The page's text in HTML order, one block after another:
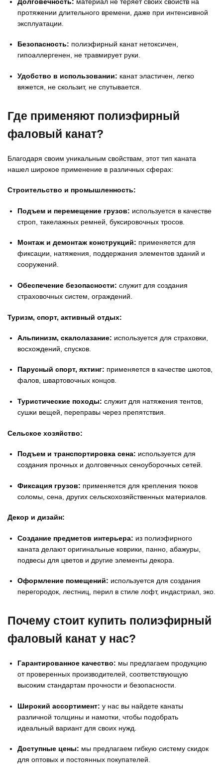
протяжении длительного времени, даже при интенсивной
эксплуатации.
Безопасность: полиэфирный канат нетоксичен,
гипоаллергенен, не травмирует руки.
Удобство в использовании: канат эластичен, легко
вяжется, не скользит, не спутывается.
Где применяют полиэфирный
фаловый канат?
Благодаря своим уникальным свойствам, этот тип каната
нашел широкое применение в различных сферах:
Строительство и промышленность:
Подъем и перемещение грузов: используется в качестве
строп, такелажных ремней, буксировочных тросов.
Монтаж и демонтаж конструкций: применяется для
фиксации, натяжения, поддержания элементов зданий и
сооружений.
Обеспечение безопасности: служит для создания
страховочных систем, ограждений.
Туризм, спорт, активный отдых:
Альпинизм, скалолазание: используется для страховки,
восхождений, спусков.
Парусный спорт, яхтинг: применяется в качестве шкотов,
фалов, швартовочных концов.
Туристические походы: служит для натяжения тентов,
сушки вещей, переправы через препятствия.
Сельское хозяйство:
Подъем и транспортировка сена: используется для
создания прочных и долговечных сеноуборочных сетей.
Фиксация грузов: применяется для крепления тюков
соломы, сена, других сельскохозяйственных материалов.
Декор и дизайн:
Создание предметов интерьера: из полиэфирного
каната делают оригинальные коврики, панно, абажуры,
подвесы для цветов и другие элементы декора.
Оформление помещений: используется для создания
перегородок, лестниц, перил в стиле лофт, индастриал, эко.
Почему стоит купить полиэфирный
фаловый канат у нас?
Гарантированное качество: мы предлагаем продукцию
от проверенных производителей, соответствующую
высоким стандартам прочности и безопасности.
Широкий ассортимент: у нас вы найдете канаты
различной толщины и намотки, чтобы подобрать
идеальный вариант для своих нужд.
Доступные цены: мы предлагаем гибкую систему скидок
для оптовых и постоянных покупателей.